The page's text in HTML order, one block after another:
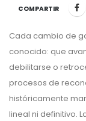
COMPARTIR
Cada cambio de
conocido: que
debilitarse o
procesos de
históricamente
lineal ni definitivo.